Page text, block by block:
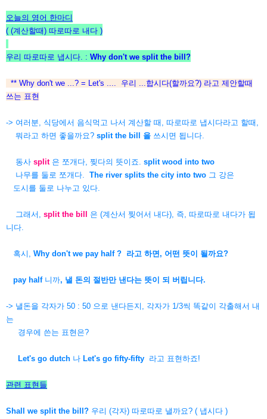
오늘의 영어 한마디
( (계산할때) 따로따로 내다 )
우리 따로따로 냅시다. : Why don't we split the bill?
** Why don't we ...? = Let's .... 우리 ...합시다(할까요?) 라고 제안할때
쓰는 표현
-> 여러분, 식당에서 음식먹고 나서 계산할 때, 따로따로 냅시다라고 할때,
뭐라고 하면 좋을까요? split the bill 을 쓰시면 됩니다.
동사 split은 쪼개다, 찢다의 뜻이죠. split wood into two
나무를 둘로 쪼개다. The river splits the city into two 그 강은
도시를 둘로 나누고 있다.
그래서, split the bill
은 (계산서 찢어서 내다), 즉, 따로따로 내다가 됩
니다.
혹시, Why don't we pay half ? 라고 하면, 어떤 뜻이 될까요?
pay half니까, 낼 돈의 절반만 낸다는 뜻이 되 버립니다.
-> 낼돈을 각자가 50 : 50 으로 낸다든지, 각자가 1/3씩 똑같이 각출해서 내
는
경우에 쓴는 표현은?
Let's go dutch 나 Let's go fifty-fifty 라고 표현하죠!
관련 표현들
Shall we split the bill? 우리 (각자) 따로따로 낼까요? ( 냅시다 )